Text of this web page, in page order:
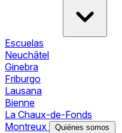
Escuelas
Neuchâtel
Ginebra
Friburgo
Lausana
Bienne
La Chaux-de-Fonds
Montreux
Quiénes somos